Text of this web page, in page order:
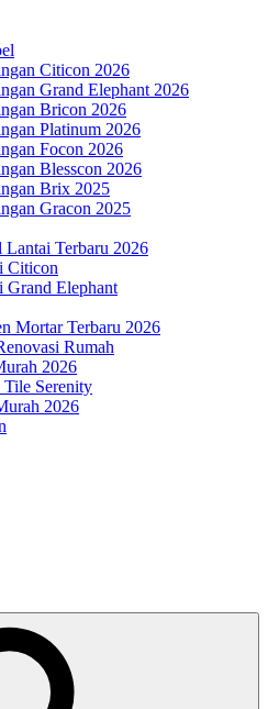
Citicon 2026
Grand Elephant 2026
Bricon 2026
Platinum 2026
Focon 2026
Blesscon 2026
Brix 2025
Gracon 2025
Lantai Terbaru 2026
Citicon
Grand Elephant
Mortar Terbaru 2026
Rumah
2026
Tile Serenity
2026